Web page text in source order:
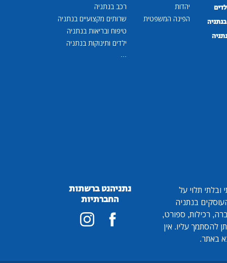
יהדות
הפינה המשפטית
רכב בנתניה
שרותים מקצועיים בנתניה
טיפוח ובריאות בנתניה
ילדים ותינוקות בנתניה
...
תלוי על
בנתניה
רכילות, ספורט,
להסתמך עליו. אין
באתר.
נתניהנט ברשתות
החברתיות